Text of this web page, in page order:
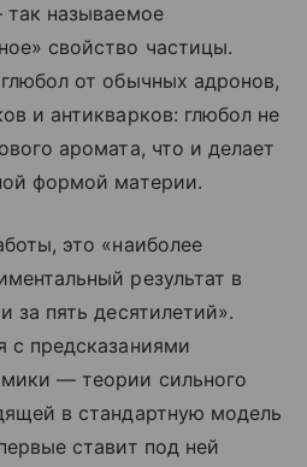
так называемое
свойство частицы.
от обычных адронов,
и антикварков: глюбол не
аромата, что и делает
формой материи.
это «наиболее
результат в
за пять десятилетий».
с предсказаниями
— теории сильного
в стандартную модель
ставит под ней